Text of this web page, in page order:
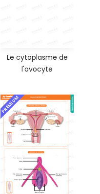
Le cytoplasme de
l'ovocyte
PREMIUM